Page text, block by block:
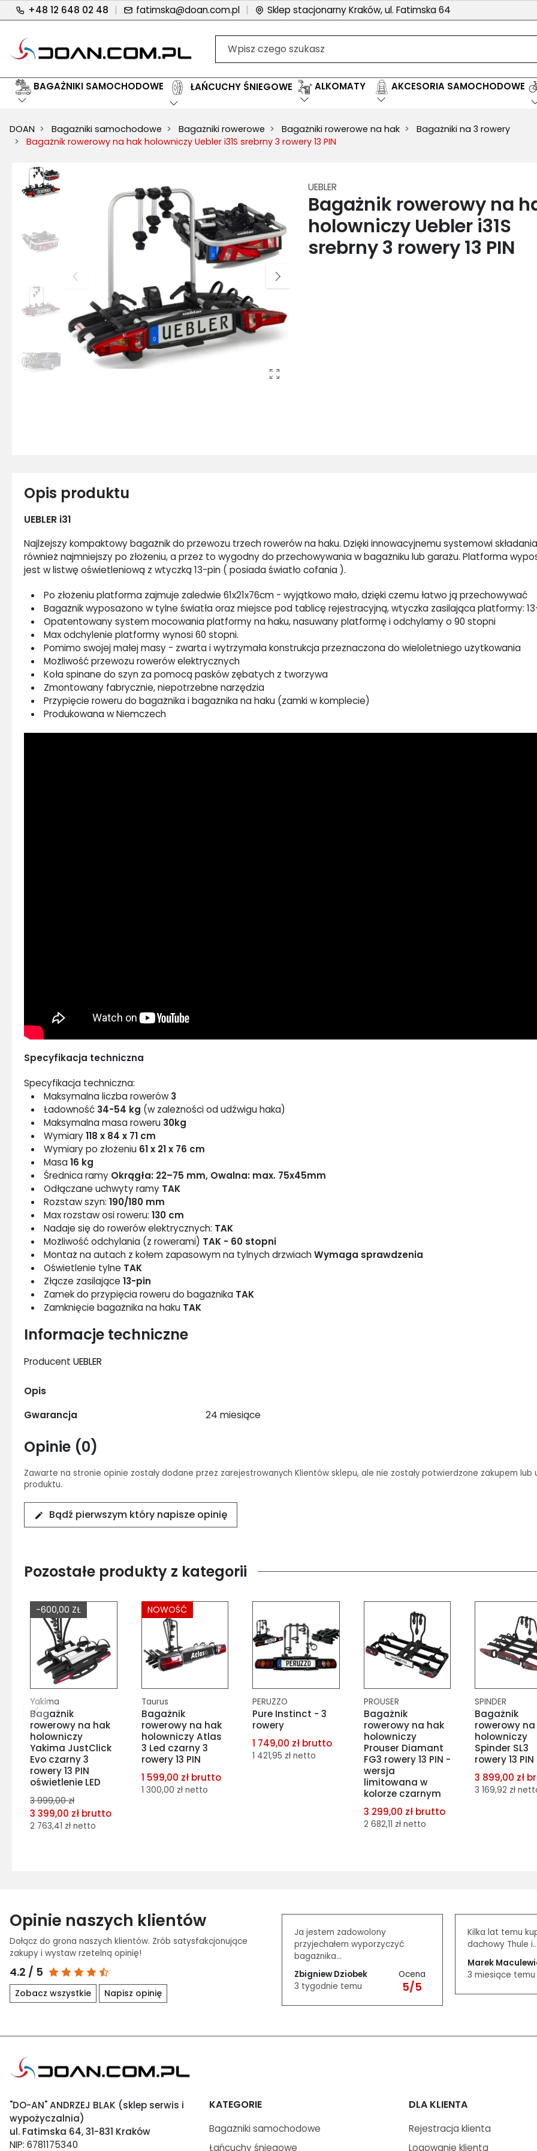
+48 12 648 02 48 | fatimska@doan.com.pl | Sklep stacjonarny Kraków, ul. Fatimska 64
BAGAŻNIKI SAMOCHODOWE ŁAŃCUCHY ŚNIEGOWE ALKOMATY AKCESORIA SAMOCHODOWE
DOAN Bagażniki samochodowe Bagażniki rowerowe Bagażniki rowerowe na hak
Bagażniki na 3 rowery
Bagażnik rowerowy na hak holowniczy Uebler i31S srebrny 3 rowery 13 PIN
UEBLER
Bagażnik rowerowy na
holowniczy Uebler i31S
srebrny 3 rowery 13 PIN
Opis produktu
UEBLER i31
Najlżejszy kompaktowy bagażnik do przewozu trzech rowerów na haku. Dzięki innowacyjnemu systemowi
również najmniejszy po złożeniu, a przez to wygodny do przechowywania w bagażniku lub garażu. Platforma
jest w listwę oświetleniową z wtyczką 13-pin ( posiada światło cofania ).
Po złożeniu platforma zajmuje zaledwie 61x21x76cm - wyjątkowo mało, dzięki czemu łatwo ją przechowywać
Bagażnik wyposażono w tylne światła oraz miejsce pod tablicę rejestracyjną, wtyczka zasilająca platformy:
Opatentowany system mocowania platformy na haku, nasuwany platformę i odchylamy o 90 stopni
Max odchylenie platformy wynosi 60 stopni.
Pomimo swojej małej masy - zwarta i wytrzymała konstrukcja przeznaczona do wieloletniego użytkowania
Możliwość przewozu rowerów elektrycznych
Koła spinane do szyn za pomocą pasków zębatych z tworzywa
Zmontowany fabrycznie, niepotrzebne narzędzia
Przypięcie roweru do bagażnika i bagażnika na haku (zamki w komplecie)
Produkowana w Niemczech
Specyfikacja techniczna
Specyfikacja techniczna:
Maksymalna liczba rowerów3
Ładowność 34-54 kg (w zależności od udźwigu haka)
Maksymalna masa roweru 30kg
Wymiary118 x 84 x 71 cm
Wymiary po złożeniu 61 x 21 x 76 cm
Masa16 kg
Średnica ramy Okrągła: 22–75 mm, Owalna: max. 75x45mm
Odłączane uchwyty ramy TAK
Rozstaw szyn:190/180 mm
Max rozstaw osi roweru:130 cm
Nadaje się do rowerów elektrycznych: TAK
Możliwość odchylania (z rowerami) TAK - 60 stopni
Montaż na autach z kołem zapasowym na tylnych drzwiachWymaga sprawdzenia
Oświetlenie tylne TAK
Złącze zasilające13-pin
Zamek do przypięcia roweru do bagażnika TAK
Zamknięcie bagażnika na haku TAK
Informacje techniczne
Producent UEBLER
Opis
Gwarancja 24 miesiące
Opinie (0)
Zawarte na stronie opinie zostały dodane przez zarejestrowanych Klientów sklepu, ale nie zostały potwierdzone zakupem lub
produktu.
edit Bądź pierwszym który napisze opinię
Pozostałe produkty z kategorii
-600,00 ZŁ
Yakima
Bagażnik
rowerowy na hak
holowniczy
Yakima JustClick
Evo czarny 3
rowery 13 PIN
oświetlenie LED
3 999,00 zł
3 399,00 zł brutto
2 763,41 zł netto
NOWOŚĆ
Taurus
Bagażnik
rowerowy na hak
holowniczy Atlas
3 Led czarny 3
rowery 13 PIN
1 599,00 zł brutto
1 300,00 zł netto
PERUZZO
Pure Instinct - 3
rowery
1 749,00 zł brutto
1 421,95 zł netto
PROUSER
Bagażnik
rowerowy na hak
holowniczy
Prouser Diamant
FG3 rowery 13 PIN -
wersja
limitowana w
kolorze czarnym
3 299,00 zł brutto
2 682,11 zł netto
SPINDER
Bagażnik
rowerowy
holowniczy
Spinder SL3
rowery 13 PIN
3 899,00 zł
3 169,92 zł
Opinie naszych klientów
Dołącz do grona naszych klientów. Zrób satysfakcjonujące
zakupy i wystaw rzetelną opinię!
4.2 / 5
Zobacz wszystkie Napisz opinię
Ja jestem zadowolony
przyjechałem wyporzyczyć
bagażnika...
Zbigniew Dziobek
3 tygodnie temu
Ocena
5/5
Kilka lat temu
dachowy Thule i...
Marek
3 miesiące temu
"DO-AN" ANDRZEJ BLAK (sklep serwis i
wypożyczalnia)
ul. Fatimska 64, 31-831 Kraków
NIP: 6781175340
KATEGORIE
Bagażniki samochodowe
Łańcuchy śniegowe
DLA KLIENTA
Rejestracja klienta
Logowanie klienta